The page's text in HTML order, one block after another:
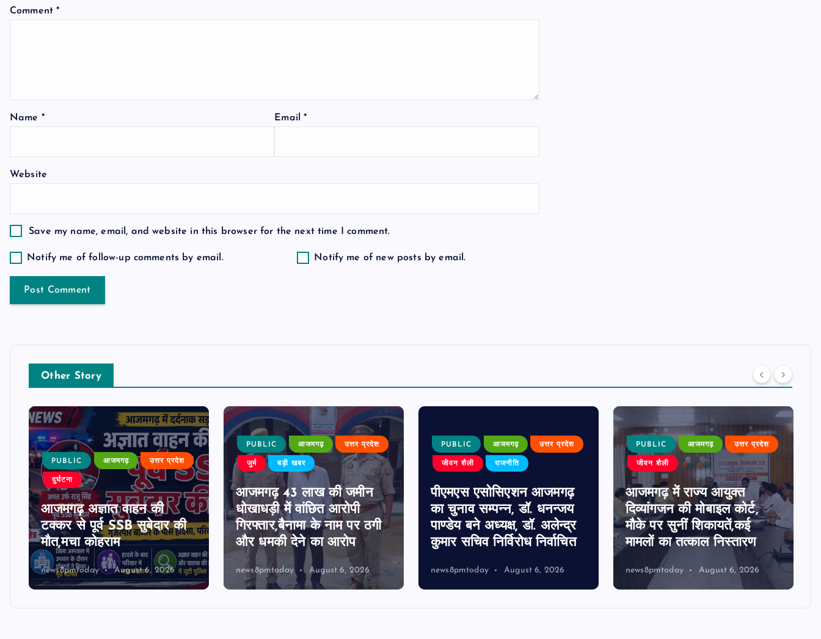
v
a
i
o
n
Comment*
Name * Email*
Website
Save my name, email, and website in this browser for the next time I comment.
Notify me of follow-up comments by email. Notify me of new posts by email.
Other Story
PUBLIC आजमगढ़ उत्तर प्रदेश
दुर्घटना
आजमगढ़ अज्ञात वाहन की
टक्कर से पूर्व SSB सुबेदार की
मौत,मचा कोहराम
news8pmtoday August 6, 2026
PUBLIC आजमगढ़ उत्तर प्रदेश
जुर्म बड़ी खबर
आजमगढ़ 43 लाख की जमीन
धोखाधड़ी में वांछित आरोपी
गिरफ्तार,बैनामा के नाम पर ठगी
और धमकी देने का आरोप
news8pmtoday August 6, 2026
PUBLIC आजमगढ़ उत्तर प्रदेश
जीवन शैली राजनीति
पीएमएस एसोसिएशन आजमगढ़
का चुनाव सम्पन्न, डॉ. धनन्जय
पाण्डेय बने अध्यक्ष, डॉ. अलेन्द्र
कुमार सचिव निर्विरोध निर्वाचित
news8pmtoday August 6, 2026
PUBLIC आजमगढ़ उत्तर प्रदेश
जीवन शैली
आजमगढ़ में राज्य आयुक्त
दिव्यांगजन की मोबाइल कोर्ट,
मौके पर सुनीं शिकायतें,कई
मामलों का तत्काल निस्तारण
news8pmtoday August 6, 2026